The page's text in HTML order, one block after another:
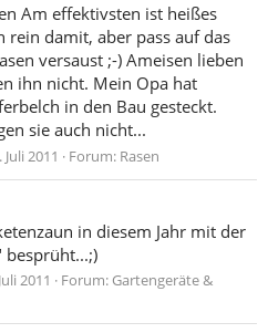
Am effektivsten ist heißes
rein damit, aber pass auf das
versaust ;-) Ameisen lieben
ihn nicht. Mein Opa hat
in den Bau gesteckt.
sie auch nicht...
Juli 2011 Forum: Rasen
in diesem Jahr mit der
besprüht...;)
2011 Forum: Gartengeräte &